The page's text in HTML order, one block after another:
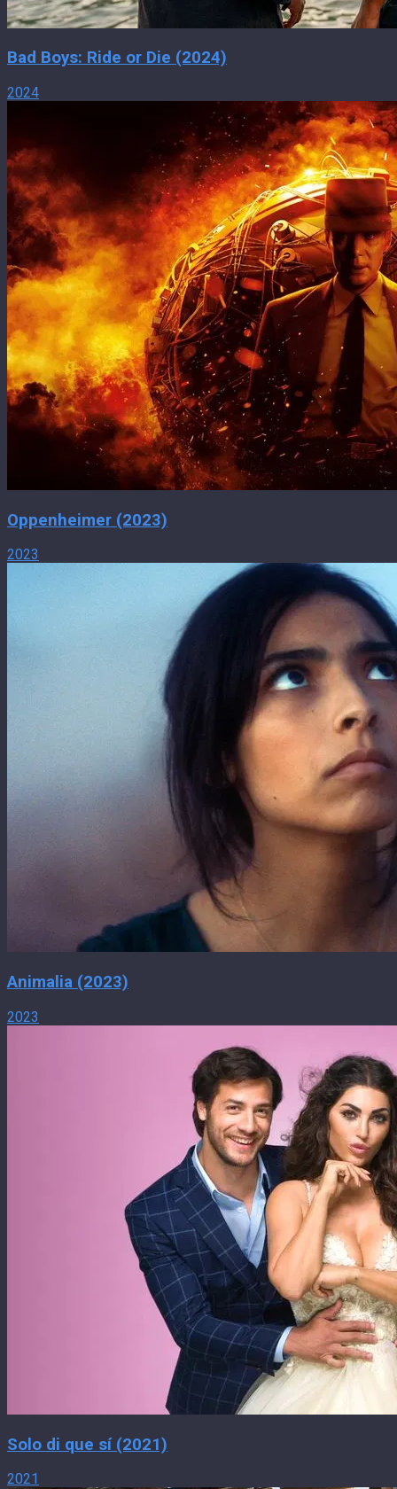
Bad Boys: Ride or Die (2024)
2024
Oppenheimer (2023)
2023
Animalia (2023)
2023
Solo di que sí (2021)
2021